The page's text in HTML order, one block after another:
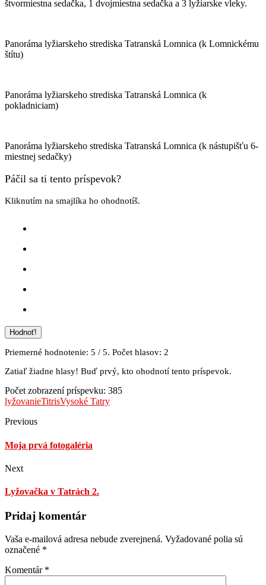
štvormiestna sedačka, 1 dvojmiestna sedačka a 3 lyžiarske vleky.
Panoráma lyžiarskeho strediska Tatranská Lomnica (k Lomnickému
štítu)
Panoráma lyžiarskeho strediska Tatranská Lomnica (k
pokladniciam)
Panoráma lyžiarskeho strediska Tatranská Lomnica (k nástupišťu 6-
miestnej sedačky)
Páčil sa ti tento príspevok?
Kliknutím na smajlíka ho ohodnotíš.
Hodnoť!
Priemerné hodnotenie: 5 / 5. Počet hlasov: 2
Zatiaľ žiadne hlasy! Buď prvý, kto ohodnotí tento príspevok.
Počet zobrazení príspevku: 385
lyžovanieTitrisVysoké Tatry
Previous
Moja prvá fotogaléria
Next
Lyžovačka v Tatrách 2.
Pridaj komentár
Vaša e-mailová adresa nebude zverejnená. Vyžadované polia sú
označené *
Komentár *